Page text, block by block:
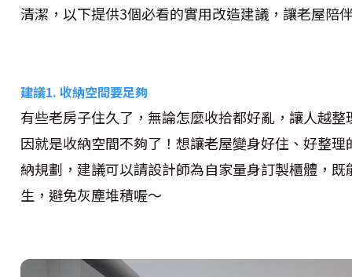
清潔，以下提供3個必看的實用改造建議，讓老屋陪
建議1. 收納空間要足夠
有些老房子住久了，無論怎麼收拾都好亂，讓人越
因就是收納空間不夠了！想讓老屋變身好住、好整
納規劃，建議可以請設計師為自家量身訂製櫃體，
生，避免灰塵堆積喔～